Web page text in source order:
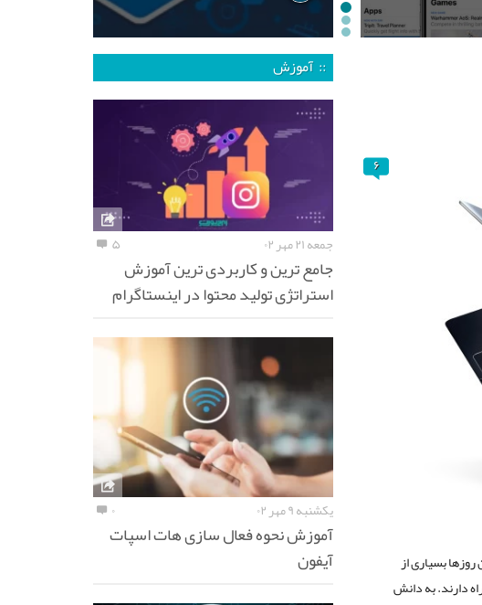
۶
بسیاری از
دارند. به دانش
:: آموزش
جمعه ۲۱ مهر ۰۲ ۵
جامع ترین و کاربردی ترین آموزش
استراتژی تولید محتوا در اینستاگرام
یکشنبه ۹ مهر ۰۲ ۰
آموزش نحوه فعال سازی هات اسپات
آیفون